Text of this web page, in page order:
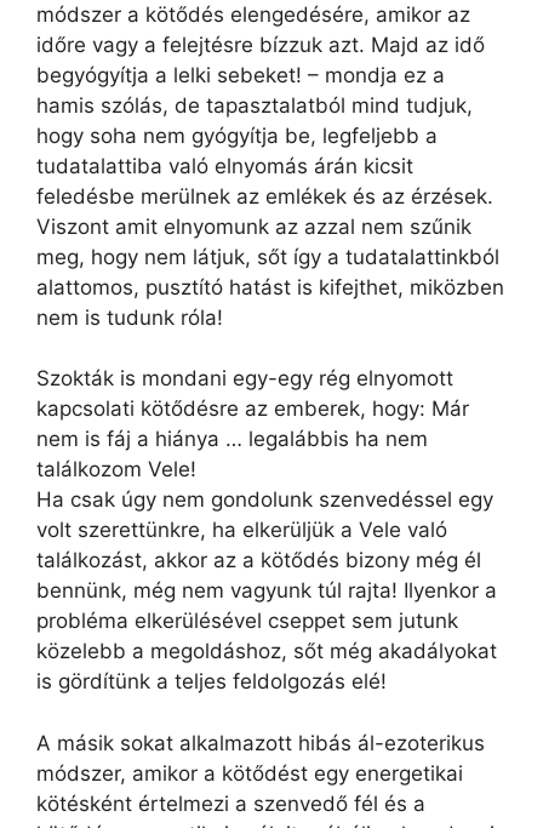
módszer a kötődés elengedésére, amikor az
időre vagy a felejtésre bízzuk azt. Majd az idő
begyógyítja a lelki sebeket! – mondja ez a
hamis szólás, de tapasztalatból mind tudjuk,
hogy soha nem gyógyítja be, legfeljebb a
tudatalattiba való elnyomás árán kicsit
feledésbe merülnek az emlékek és az érzések.
Viszont amit elnyomunk az azzal nem szűnik
meg, hogy nem látjuk, sőt így a tudatalattinkból
alattomos, pusztító hatást is kifejthet, miközben
nem is tudunk róla!
Szokták is mondani egy-egy rég elnyomott
kapcsolati kötődésre az emberek, hogy: Már
nem is fáj a hiánya … legalábbis ha nem
találkozom Vele!
Ha csak úgy nem gondolunk szenvedéssel egy
volt szerettünkre, ha elkerüljük a Vele való
találkozást, akkor az a kötődés bizony még él
bennünk, még nem vagyunk túl rajta! Ilyenkor a
probléma elkerülésével cseppet sem jutunk
közelebb a megoldáshoz, sőt még akadályokat
is gördítünk a teljes feldolgozás elé!
A másik sokat alkalmazott hibás ál-ezoterikus
módszer, amikor a kötődést egy energetikai
kötésként értelmezi a szenvedő fél és a